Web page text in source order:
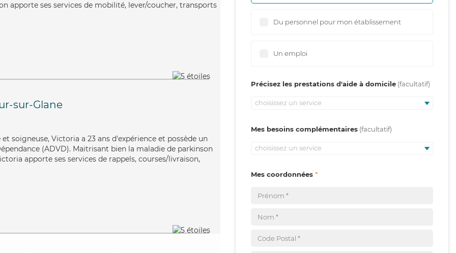
apporte ses services de mobilité, lever/coucher, transports
sur-Glane
soigneuse, Victoria a 23 ans d'expérience et possède un
(ADVD). Maitrisant bien la maladie de parkinson
apporte ses services de rappels, courses/livraison,
Du personnel pour mon établissement
Un emploi
Précisez les prestations d'aide à domicile
choisissez un service
Mes besoins complémentaires
choisissez un service
Mes coordonnées